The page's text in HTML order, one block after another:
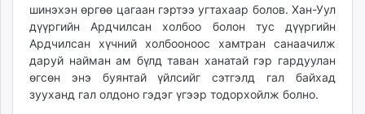
Eguur.mn
24tsag.mn
shuud.mn
eagle.mn
ergelt.mn
шинэхэн өргөө цагаан гэртээ угтахаар болов. Хан-Уул
дүүргийн Ардчилсан холбоо болон тус дүүргийн
Ардчилсан хүчний холбооноос хамтран санаачилж
даруй найман ам бүлд таван ханатай гэр гардуулан
өгсөн энэ буянтай үйлсийг сэтгэлд гал байхад
зууханд гал олдоно гэдэг үгээр тодорхойлж болно.